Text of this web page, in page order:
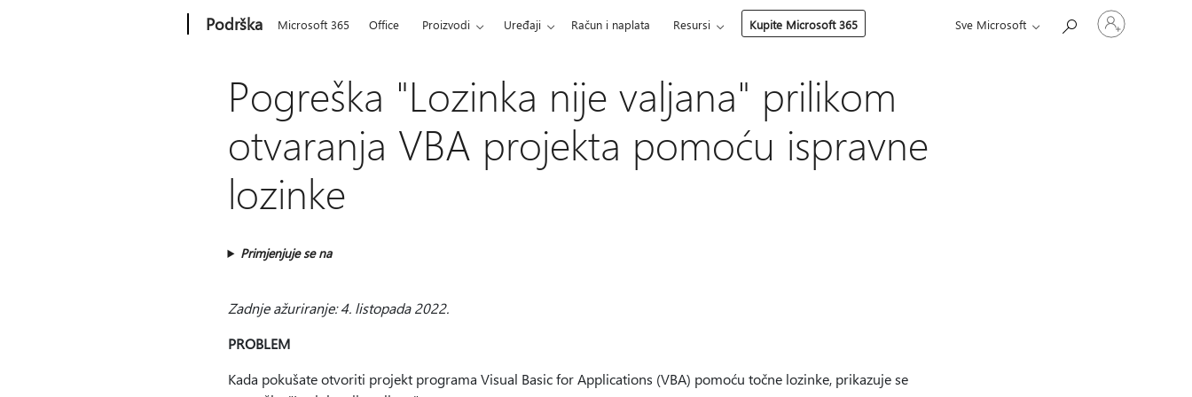
Podrška Microsoft 365 Office Proizvodi Uređaji Račun i naplata Resursi Kupite Microsoft 365 Sve Microsoft
Prijavite
se
Pogreška "Lozinka nije valjana" prilikom
otvaranja VBA projekta pomoću ispravne
lozinke
Primjenjuje se na
Zadnje ažuriranje: 4. listopada 2022.
PROBLEM
Kada pokušate otvoriti projekt programa Visual Basic for Applications (VBA) pomoću točne lozinke, prikazuje se